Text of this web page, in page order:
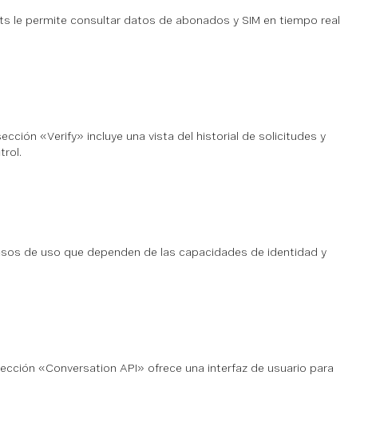
le permite consultar datos de abonados y SIM en tiempo real
«Verify» incluye una vista del historial de solicitudes y
de uso que dependen de las capacidades de identidad y
«Conversation API» ofrece una interfaz de usuario para